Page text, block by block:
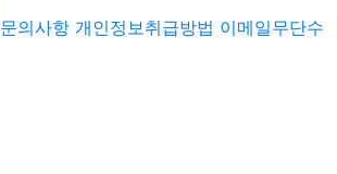
문의사항 개인정보취급방법 이메일무단수